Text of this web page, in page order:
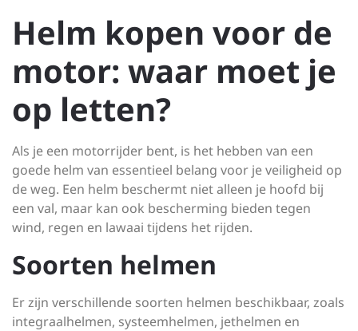
Helm kopen voor de
motor: waar moet je
op letten?
Als je een motorrijder bent, is het hebben van een
goede helm van essentieel belang voor je veiligheid op
de weg. Een helm beschermt niet alleen je hoofd bij
een val, maar kan ook bescherming bieden tegen
wind, regen en lawaai tijdens het rijden.
Soorten helmen
Er zijn verschillende soorten helmen beschikbaar, zoals
integraalhelmen, systeemhelmen, jethelmen en